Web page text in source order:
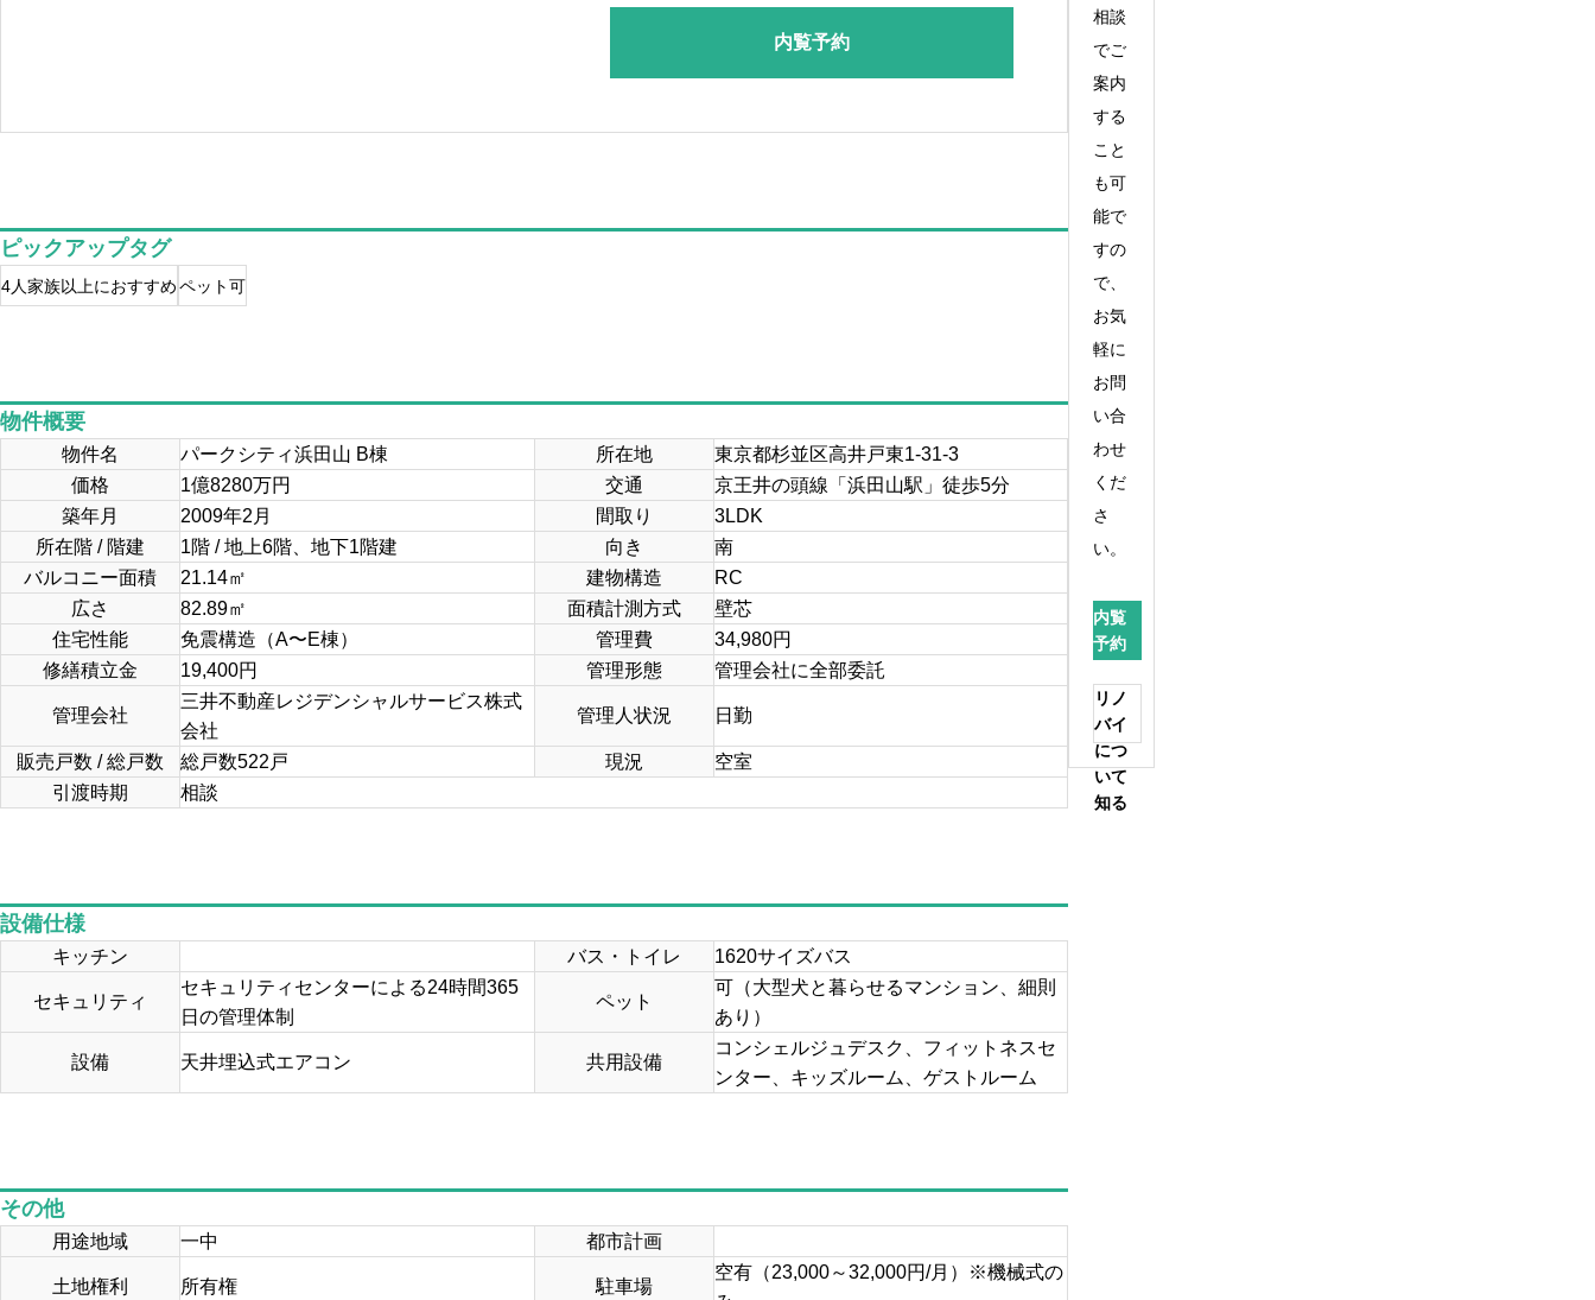
内覧予約
ピックアップタグ
4人家族以上におすすめペット可
物件概要
物件名 パークシティ浜田山 B棟 所在地
東京都杉並区高井戸東1-31-3
価格
1億8280万円 交通
京王井の頭線「浜田山駅」徒歩5分
築年月
2009年2月 間取り
3LDK
所在階 / 階建
1階 / 地上6階、地下1階建 向き
南
バルコニー面積
21.14㎡ 建物構造
RC
広さ
82.89㎡ 面積計測方式
壁芯
住宅性能
免震構造（A〜E棟） 管理費
34,980円
修繕積立金
19,400円 管理形態 管理会社に全部委託
管理会社
三井不動産レジデンシャルサービス株式
会社
管理人状況 日勤
販売戸数 / 総戸数 総戸数522戸 現況
空室
引渡時期
相談
設備仕様
キッチン バス・トイレ 1620サイズバス
セキュリティ
セキュリティセンターによる24時間365
日の管理体制
ペット
可（大型犬と暮らせるマンション、細則
あり）
設備 天井埋込式エアコン 共用設備
コンシェルジュデスク、フィットネスセ
ンター、キッズルーム、ゲストルーム
その他
用途地域 一中 都市計画
土地権利 所有権 駐車場
空有（23,000～32,000円/月）※機械式の
相談
でご
案内
する
こと
も可
能で
すの
で、
お気
軽に
お問
い合
わせ
くだ
さ
い。
内覧
予約
リノ
バイ
につ
いて
知る